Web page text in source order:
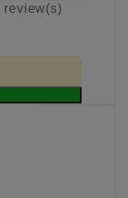
review(s)